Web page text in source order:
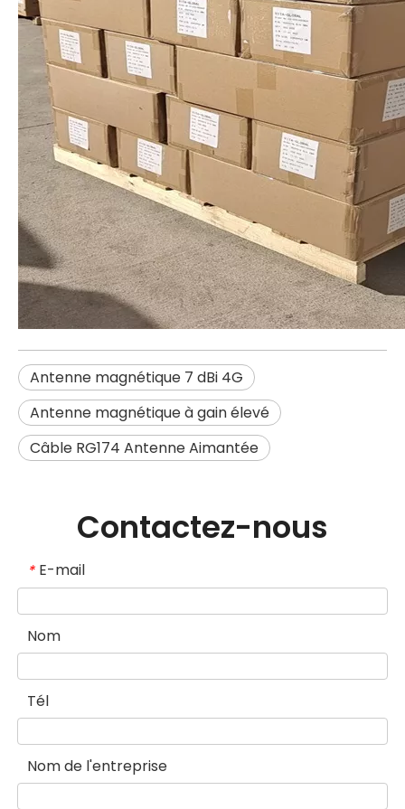
Antenne magnétique 7 dBi 4G
Antenne magnétique à gain élevé
Câble RG174 Antenne Aimantée
Contactez-nous
* E-mail
Nom
Tél
Nom de l'entreprise